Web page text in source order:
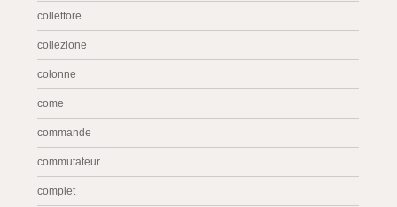
collettore
collezione
colonne
come
commande
commutateur
complet